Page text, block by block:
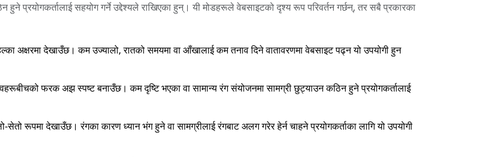
हुने प्रयोगकर्तालाई सहयोग गर्ने उद्देश्यले राखिएका हुन्। यी मोडहरूले वेबसाइटको दृश्य रूप परिवर्तन गर्छन्, तर सबै प्रकारका
अक्षरमा देखाउँछ। कम उज्यालो, रातको समयमा वा आँखालाई कम तनाव दिने वातावरणमा वेबसाइट पढ्न यो उपयोगी हुन
फरक अझ स्पष्ट बनाउँछ। कम दृष्टि भएका वा सामान्य रंग संयोजनमा सामग्री छुट्याउन कठिन हुने प्रयोगकर्तालाई
सेतो रूपमा देखाउँछ। रंगका कारण ध्यान भंग हुने वा सामग्रीलाई रंगबाट अलग गरेर हेर्न चाहने प्रयोगकर्ताका लागि यो उपयोगी